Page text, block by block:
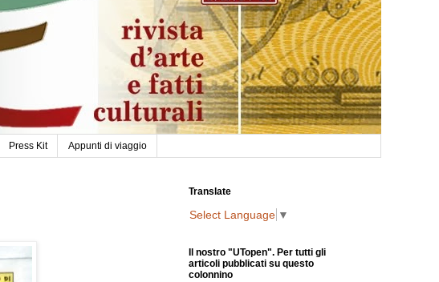
Press Kit Appunti di viaggio
Translate
Select Language ▼
Il nostro "UTopen". Per tutti gli
articoli pubblicati su questo
colonnino